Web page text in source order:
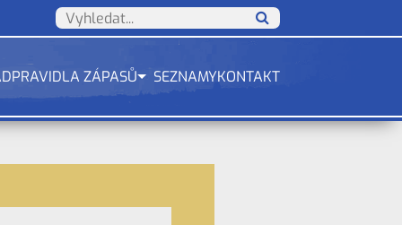
PRAVIDLA ZÁPASŮ SEZNAMYKONTAKT